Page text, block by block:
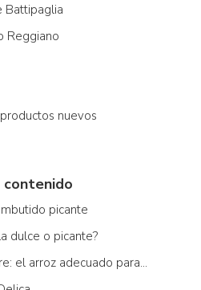
Battipaglia
Reggiano
nuevos
picante
dulce o picante?
el arroz adecuado para...